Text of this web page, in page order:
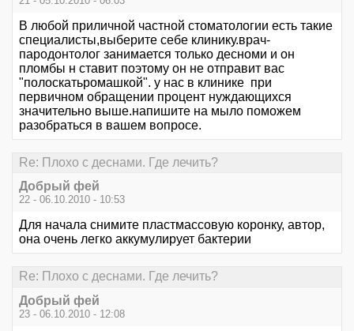
В любой приличной частной стоматологии есть такие
специалисты,выберите себе клинику.врач-
пародонтолог занимается только десноми и он
пломбы н ставит поэтому он не отправит вас
"полоскатьромашкой". у нас в клинике при
первичном обращении процент нуждающихся
значительно выше.напишите на мыло поможем
разобраться в вашем вопросе.
Re: Плохо с деснами. Где лечить?
Добрый фей
22 - 06.10.2010 - 10:53
Для начала снимите пластмассовую коронку, автор,
она очень легко аккумулирует бактерии
Re: Плохо с деснами. Где лечить?
Добрый фей
23 - 06.10.2010 - 12:08